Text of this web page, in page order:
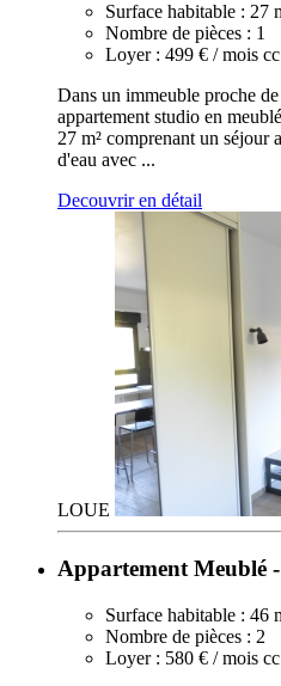
Surface habitable : 27
Nombre de pièces : 1
Loyer : 499 € / mois cc
Dans un immeuble proche
appartement studio en
27 m² comprenant un séjour
d'eau avec ...
Decouvrir en détail
LOUE
Appartement Meublé
Surface habitable : 46
Nombre de pièces : 2
Loyer : 580 € / mois cc